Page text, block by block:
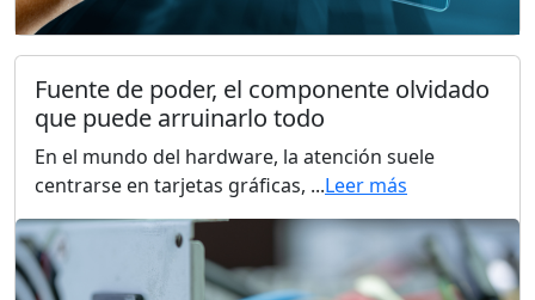
Fuente de poder, el componente olvidado
que puede arruinarlo todo
En el mundo del hardware, la atención suele
centrarse en tarjetas gráficas, ...Leer más